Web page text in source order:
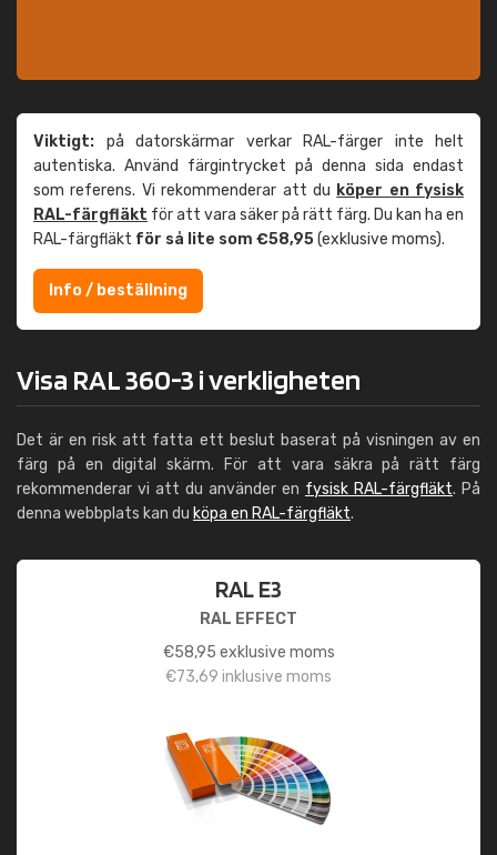
Viktigt: på datorskärmar verkar RAL-färger inte helt
autentiska. Använd färgintrycket på denna sida endast
som referens. Vi rekommenderar att du köper en fysisk
RAL-färgfläkt för att vara säker på rätt färg. Du kan ha en
RAL-färgfläkt för så lite som €58,95(exklusive moms).
Info / beställning
Visa RAL 360-3 i verkligheten
Det är en risk att fatta ett beslut baserat på visningen av en
färg på en digital skärm. För att vara säkra på rätt färg
rekommenderar vi att du använder en fysisk RAL-färgfläkt. På
denna webbplats kan du köpa en RAL-färgfläkt.
RAL E3
RAL EFFECT
€58,95 exklusive moms
€73,69 inklusive moms